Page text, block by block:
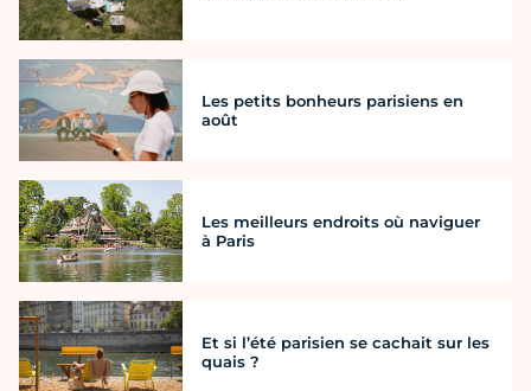
Les petits bonheurs parisiens en
août
Les meilleurs endroits où naviguer
à Paris
Et si l’été parisien se cachait sur les
quais ?